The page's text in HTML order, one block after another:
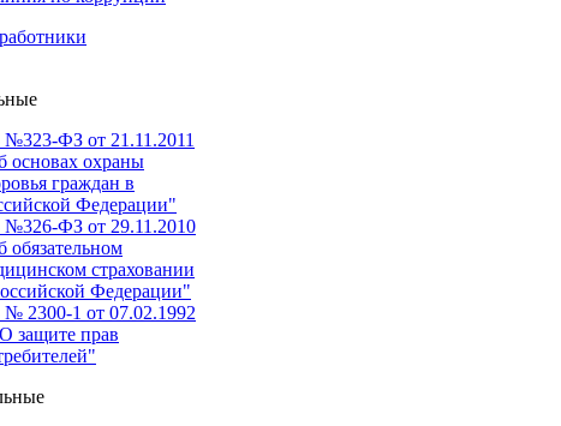
ФЗ от 21.11.2011
основах охраны
граждан в
Федерации"
ФЗ от 29.11.2010
обязательном
страховании
Федерации"
2300-1 от 07.02.1992
защите прав